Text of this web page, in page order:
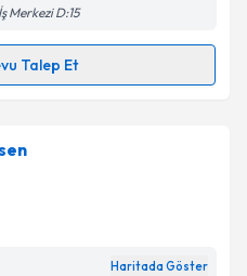
Merkezi D:15
Talep Et
randevu takvimi talebi
randevu almanız için bir
posta ile bilgilendireceğiz.
Haritada Göster